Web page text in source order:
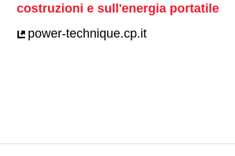
costruzioni e sull'energia portatile
power-technique.cp.it